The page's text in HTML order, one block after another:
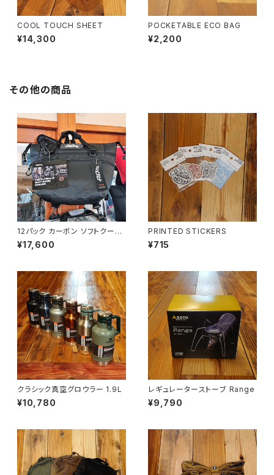
COOL TOUCH SHEET
¥14,300
POCKETABLE ECO BAG
¥2,200
その他の商品
12パック カーボン ソフトクーラ
ー
¥17,600
PRINTED STICKERS
¥715
クラシック真空グロウラー 1.9L
¥10,780
レギュレーターストーブ Range
¥9,790